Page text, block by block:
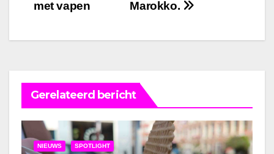
Marokko.
met vapen
Gerelateerd bericht
NIEUWS SPOTLIGHT